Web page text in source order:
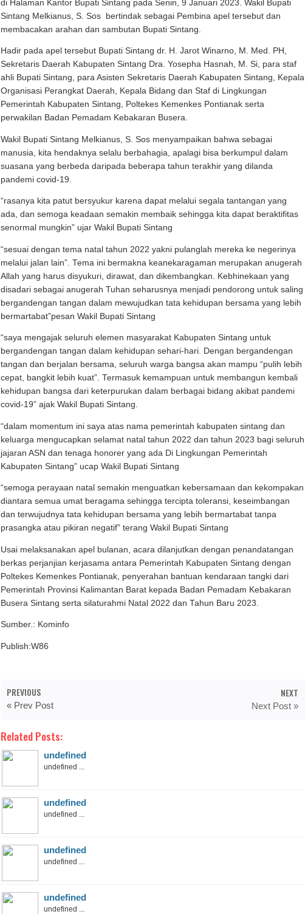
di Halaman Kantor Bupati Sintang pada Senin, 9 Januari 2023. Wakil Bupati
Sintang Melkianus, S. Sos bertindak sebagai Pembina apel tersebut dan
membacakan arahan dan sambutan Bupati Sintang.
Hadir pada apel tersebut Bupati Sintang dr. H. Jarot Winarno, M. Med. PH,
Sekretaris Daerah Kabupaten Sintang Dra. Yosepha Hasnah, M. Si, para staf
ahli Bupati Sintang, para Asisten Sekretaris Daerah Kabupaten Sintang, Kepala
Organisasi Perangkat Daerah, Kepala Bidang dan Staf di Lingkungan
Pemerintah Kabupaten Sintang, Poltekes Kemenkes Pontianak serta
perwakilan Badan Pemadam Kebakaran Busera.
Wakil Bupati Sintang Melkianus, S. Sos menyampaikan bahwa sebagai
manusia, kita hendaknya selalu berbahagia, apalagi bisa berkumpul dalam
suasana yang berbeda daripada beberapa tahun terakhir yang dilanda
pandemi covid-19.
“rasanya kita patut bersyukur karena dapat melalui segala tantangan yang
ada, dan semoga keadaan semakin membaik sehingga kita dapat beraktifitas
senormal mungkin” ujar Wakil Bupati Sintang
“sesuai dengan tema natal tahun 2022 yakni pulanglah mereka ke negerinya
melalui jalan lain”. Tema ini bermakna keanekaragaman merupakan anugerah
Allah yang harus disyukuri, dirawat, dan dikembangkan. Kebhinekaan yang
disadari sebagai anugerah Tuhan seharusnya menjadi pendorong untuk saling
bergandengan tangan dalam mewujudkan tata kehidupan bersama yang lebih
bermartabat”pesan Wakil Bupati Sintang
“saya mengajak seluruh elemen masyarakat Kabupaten Sintang untuk
bergandengan tangan dalam kehidupan sehari-hari. Dengan bergandengan
tangan dan berjalan bersama, seluruh warga bangsa akan mampu “pulih lebih
cepat, bangkit lebih kuat”. Termasuk kemampuan untuk membangun kembali
kehidupan bangsa dari keterpurukan dalam berbagai bidang akibat pandemi
covid-19” ajak Wakil Bupati Sintang.
“dalam momentum ini saya atas nama pemerintah kabupaten sintang dan
keluarga mengucapkan selamat natal tahun 2022 dan tahun 2023 bagi seluruh
jajaran ASN dan tenaga honorer yang ada Di Lingkungan Pemerintah
Kabupaten Sintang” ucap Wakil Bupati Sintang
“semoga perayaan natal semakin menguatkan kebersamaan dan kekompakan
diantara semua umat beragama sehingga tercipta toleransi, keseimbangan
dan terwujudnya tata kehidupan bersama yang lebih bermartabat tanpa
prasangka atau pikiran negatif” terang Wakil Bupati Sintang
Usai melaksanakan apel bulanan, acara dilanjutkan dengan penandatangan
berkas perjanjian kerjasama antara Pemerintah Kabupaten Sintang dengan
Poltekes Kemenkes Pontianak, penyerahan bantuan kendaraan tangki dari
Pemerintah Provinsi Kalimantan Barat kepada Badan Pemadam Kebakaran
Busera Sintang serta silaturahmi Natal 2022 dan Tahun Baru 2023.
Sumber.: Kominfo
Publish:W86
PREVIOUS
« Prev Post
NEXT
Next Post »
Related Posts:
undefined
undefined ...
undefined
undefined ...
undefined
undefined ...
undefined
undefined ...